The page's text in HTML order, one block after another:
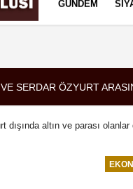
GÜNDEM
SERDAR ÖZYURT
dışında altın ve parası